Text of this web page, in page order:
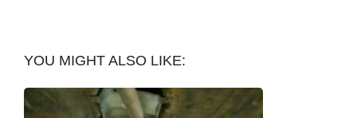
YOU MIGHT ALSO LIKE: